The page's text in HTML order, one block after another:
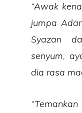
“Awak
jumpa
Syazan
senyum,
dia rasa